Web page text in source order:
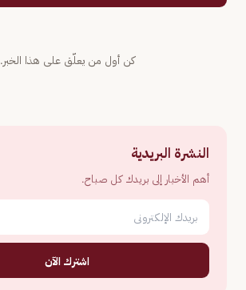
كن أول من يعلّق على هذا الخبر.
النشرة البريدية
أهم الأخبار إلى بريدك كل صباح.
اشترك الآن